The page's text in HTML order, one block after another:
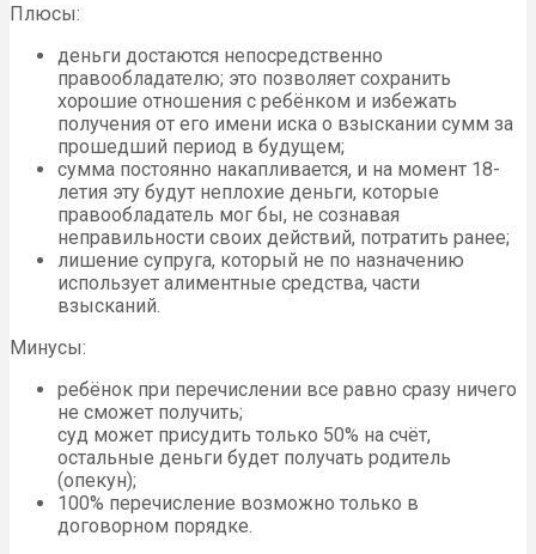
Плюсы:
деньги достаются непосредственно
правообладателю; это позволяет сохранить
хорошие отношения с ребёнком и избежать
получения от его имени иска о взыскании сумм за
прошедший период в будущем;
сумма постоянно накапливается, и на момент 18-
летия эту будут неплохие деньги, которые
правообладатель мог бы, не сознавая
неправильности своих действий, потратить ранее;
лишение супруга, который не по назначению
использует алиментные средства, части
взысканий.
Минусы:
ребёнок при перечислении все равно сразу ничего
не сможет получить;
суд может присудить только 50% на счёт,
остальные деньги будет получать родитель
(опекун);
100% перечисление возможно только в
договорном порядке.